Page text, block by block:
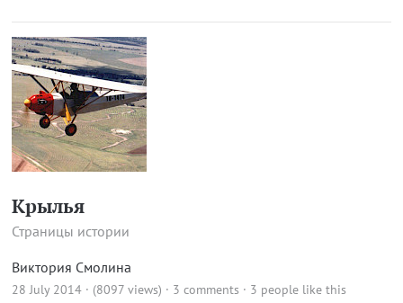
Крылья
Страницы истории
Виктория Смолина
28 July 2014 · (8097 views) · 3 comments · 3 people like this